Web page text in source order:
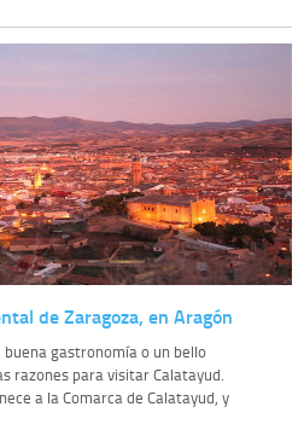
de Zaragoza, en Aragón
gastronomía o un bello
razones para visitar Calatayud.
a la Comarca de Calatayud, y